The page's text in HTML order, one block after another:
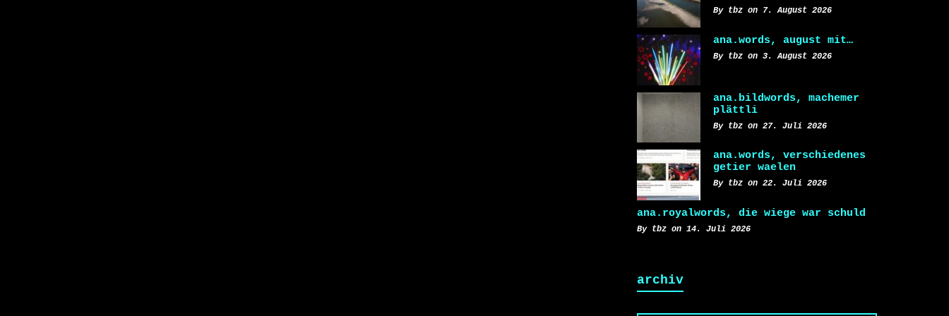
By tbz on 7. August 2026
ana.words, august mit…
By tbz on 3. August 2026
ana.bildwords, machemer
plättli
By tbz on 27. Juli 2026
ana.words, verschiedenes
getier waelen
By tbz on 22. Juli 2026
ana.royalwords, die wiege war schuld
By tbz on 14. Juli 2026
archiv